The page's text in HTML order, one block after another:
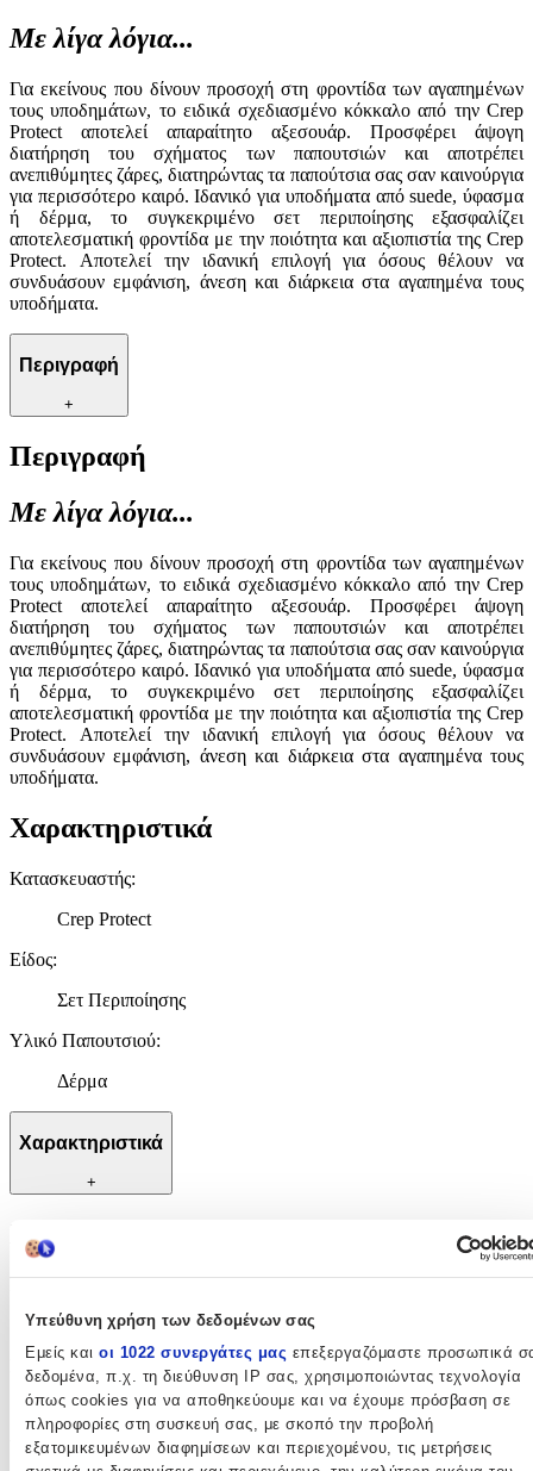
Υπεύθυνη χρήση των δεδομένων σας
Εμείς και οι 1022 συνεργάτες μας επεξεργαζόμαστε προσωπικά
δεδομένα, π.χ. τη διεύθυνση IP σας, χρησιμοποιώντας τεχνολογία
όπως cookies για να αποθηκεύουμε και να έχουμε πρόσβαση σε
πληροφορίες στη συσκευή σας, με σκοπό την προβολή
εξατομικευμένων διαφημίσεων και περιεχομένου, τις μετρήσεις
Με λίγα λόγια...
Για εκείνους που δίνουν προσοχή στη φροντίδα των αγαπημένων
τους υποδημάτων, το ειδικά σχεδιασμένο κόκκαλο από την Crep
Protect αποτελεί απαραίτητο αξεσουάρ. Προσφέρει άψογη
διατήρηση του σχήματος των παπουτσιών και αποτρέπει
ανεπιθύμητες ζάρες, διατηρώντας τα παπούτσια σας σαν καινούργια
για περισσότερο καιρό. Ιδανικό για υποδήματα από suede, ύφασμα
ή δέρμα, το συγκεκριμένο σετ περιποίησης εξασφαλίζει
αποτελεσματική φροντίδα με την ποιότητα και αξιοπιστία της Crep
Protect. Αποτελεί την ιδανική επιλογή για όσους θέλουν να
συνδυάσουν εμφάνιση, άνεση και διάρκεια στα αγαπημένα τους
υποδήματα.
Περιγραφή
+
Περιγραφή
Με λίγα λόγια...
Για εκείνους που δίνουν προσοχή στη φροντίδα των αγαπημένων
τους υποδημάτων, το ειδικά σχεδιασμένο κόκκαλο από την Crep
Protect αποτελεί απαραίτητο αξεσουάρ. Προσφέρει άψογη
διατήρηση του σχήματος των παπουτσιών και αποτρέπει
ανεπιθύμητες ζάρες, διατηρώντας τα παπούτσια σας σαν καινούργια
για περισσότερο καιρό. Ιδανικό για υποδήματα από suede, ύφασμα
ή δέρμα, το συγκεκριμένο σετ περιποίησης εξασφαλίζει
αποτελεσματική φροντίδα με την ποιότητα και αξιοπιστία της Crep
Protect. Αποτελεί την ιδανική επιλογή για όσους θέλουν να
συνδυάσουν εμφάνιση, άνεση και διάρκεια στα αγαπημένα τους
υποδήματα.
Χαρακτηριστικά
Κατασκευαστής:
Crep Protect
Είδος:
Σετ Περιποίησης
Υλικό Παπουτσιού:
Δέρμα
Χαρακτηριστικά
+
Χαρακτηριστικά
Κατασκευαστής:
Crep Protect
Είδος
Σετ Περιποίησης
Υλικό Παπουτσιού :